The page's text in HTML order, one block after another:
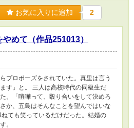
お気に入りに追加 2
めて（作品251013）
プロポーズをされていた。真里は言う
す」と。 三人は高校時代の同級生だ
。「喧嘩って、殴り合いをして決めろ
か、五島はそんなことを望んではいな
ても笑っているだけだった。結婚の
。